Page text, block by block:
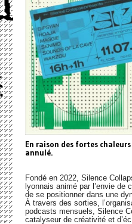
En raison des fortes
annulé.
Fondé en 2022, Silence
lyonnais animé par l’envie de
de se positionner dans une
À travers des sorties,
podcasts mensuels, Silence
catalyseur de créativité et